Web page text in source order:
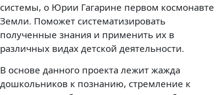
системы, о Юрии Гагарине первом космонавте
Земли. Поможет систематизировать
полученные знания и применить их в
различных видах детской деятельности.
В основе данного проекта лежит жажда
дошкольников к познанию, стремление к